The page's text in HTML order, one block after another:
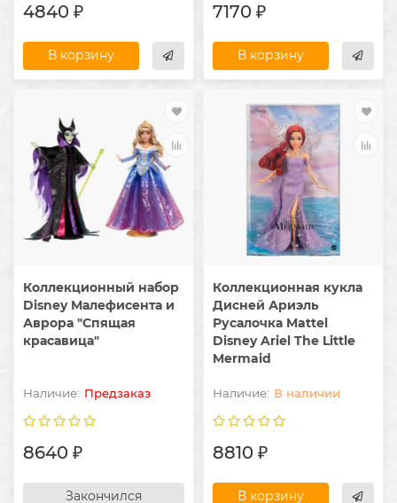
4840 ₽
В корзину
7170 ₽
В корзину
Коллекционный набор
Disney Малефисента и
Аврора "Спящая
красавица"
Предзаказ
8640 ₽
Закончился
Коллекционная кукла
Дисней Ариэль
Русалочка Mattel ​
Disney Ariel The Little
Mermaid
В наличии
8810 ₽
В корзину